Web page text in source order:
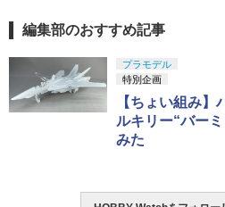
編集部のおすすめ記事
プラモデル
特別企画
【ちょい組み
ルキリー“バー
みた